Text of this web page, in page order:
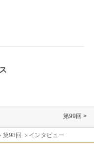
第99回 >
第98回 インタビュー